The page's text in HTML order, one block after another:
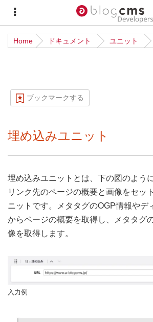
サ
イ
ド
ュ
Home ドキュメント ユニット
ブックマークする
埋め込みユニット
埋め込みユニットとは、下の図のよう
リンク先のページの概要と画像をセッ
ニットです。メタタグのOGP情報やデ
からページの概要を取得し、メタタグ
像を取得します。
入力例